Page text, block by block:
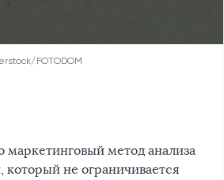
FOTODOM
маркетинговый метод анализа
который не ограничивается